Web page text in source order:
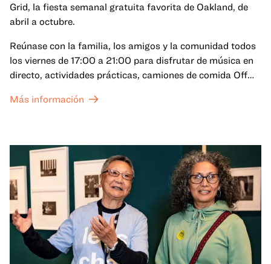
Grid, la fiesta semanal gratuita favorita de Oakland, de
abril a octubre.
Reúnase con la familia, los amigos y la comunidad todos
los viernes de 17:00 a 21:00 para disfrutar de música en
directo, actividades prácticas, camiones de comida Off
exposiciones especiales, con una
Más información